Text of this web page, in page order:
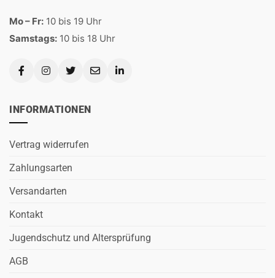
Mo – Fr: 10 bis 19 Uhr
Samstags: 10 bis 18 Uhr
INFORMATIONEN
Vertrag widerrufen
Zahlungsarten
Versandarten
Kontakt
Jugendschutz und Altersprüfung
AGB